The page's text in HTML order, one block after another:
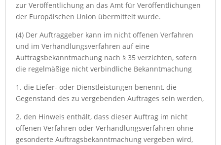
zur Veröffentlichung an das Amt für Veröffentlichungen
der Europäischen Union übermittelt wurde.
(4) Der Auftraggeber kann im nicht offenen Verfahren
und im Verhandlungsverfahren auf eine
Auftragsbekanntmachung nach § 35 verzichten, sofern
die regelmäßige nicht verbindliche Bekanntmachung
1. die Liefer- oder Dienstleistungen benennt, die
Gegenstand des zu vergebenden Auftrages sein werden,
2. den Hinweis enthält, dass dieser Auftrag im nicht
offenen Verfahren oder Verhandlungsverfahren ohne
gesonderte Auftragsbekanntmachung vergeben wird,